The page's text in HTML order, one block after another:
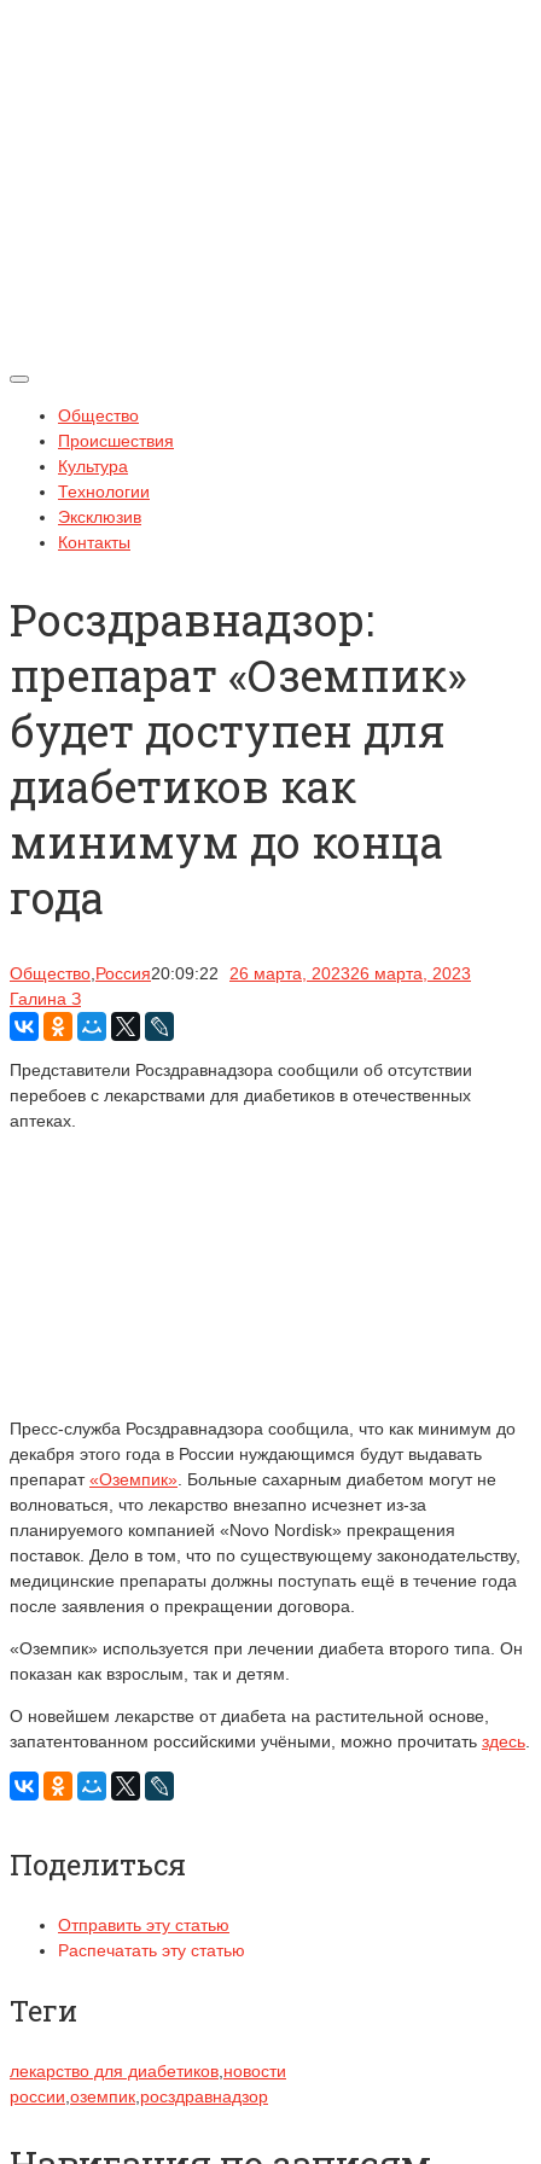
Общество
Происшествия
Культура
Технологии
Эксклюзив
Контакты
Росздравнадзор:
препарат «Оземпик»
будет доступен для
диабетиков как
минимум до конца
года
Общество Россия20:09:22 26 марта, 202326 марта, 2023
Галина З
Представители Росздравнадзора сообщили об отсутствии
перебоев с лекарствами для диабетиков в отечественных
аптеках.
Пресс-служба Росздравнадзора сообщила, что как минимум до
декабря этого года в России нуждающимся будут выдавать
препарат«Оземпик» . Больные сахарным диабетом могут не
волноваться, что лекарство внезапно исчезнет из-за
планируемого компанией «Novo Nordisk» прекращения
поставок. Дело в том, что по существующему законодательству,
медицинские препараты должны поступать ещё в течение года
после заявления о прекращении договора.
«Оземпик» используется при лечении диабета второго типа. Он
показан как взрослым, так и детям.
О новейшем лекарстве от диабета на растительной основе,
запатентованном российскими учёными, можно прочитать здесь
Поделиться
Отправить эту статью
Распечатать эту статью
Теги
лекарство для диабетиков новости
россии оземпик росздравнадзор